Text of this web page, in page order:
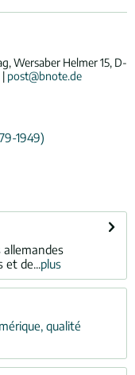
Wersaber Helmer 15, D-
| post@bnote.de
1949)
et de...plus
qualité